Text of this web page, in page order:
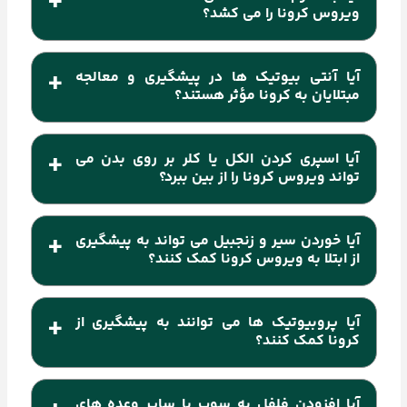
ویروس کرونا را می کشد؟
خیر. برای محافظت در برابر این ویروس باید به طور
مرتب دستان خود را بشویید.
آیا آنتی بیوتیک ها در پیشگیری و معالجه
مبتلایان به کرونا مؤثر هستند؟
خیر. آنتی بیوتیک های حاضر اثری بر ویروس کرونا
ندارند.
آیا اسپری کردن الکل یا کلر بر روی بدن می
تواند ویروس کرونا را از بین ببرد؟
خیر. پاشیدن چنین موادی می تواند به غشاهای مخاطی
بدن آسیب بزند.
آیا خوردن سیر و زنجبیل می تواند به پیشگیری
از ابتلا به ویروس کرونا کمک کنند؟
خیر. هیچ مدرکی مبنی بر اینکه خوردن سیر و زنجبیل از
افراد در برابر کرونا محافظت کرده باشد وجود ندارد. با این
حال، سیر و زنجبیل غذایی است که ممکن است برخی
آیا پروبیوتیک ها می توانند به پیشگیری از
کرونا کمک کنند؟
خیر. پروبیوتیک‌ها میکروارگانیسم‌های زنده‌ای هستند که